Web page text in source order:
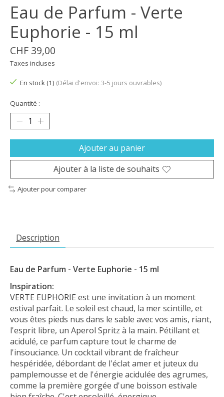
Eau de Parfum - Verte
Euphorie - 15 ml
CHF 39,00
Taxes incluses
En stock (1) (Délai d'envoi: 3-5 jours ouvrables)
Quantité :
Ajouter au panier
Ajouter à la liste de souhaits
Ajouter pour comparer
Description
Eau de Parfum - Verte Euphorie - 15 ml
Inspiration:
VERTE EUPHORIE est une invitation à un moment
estival parfait. Le soleil est chaud, la mer scintille, et
vous êtes pieds nus dans le sable avec vos amis, riant,
l'esprit libre, un Aperol Spritz à la main. Pétillant et
acidulé, ce parfum capture tout le charme de
l'insouciance. Un cocktail vibrant de fraîcheur
hespéridée, débordant de l'éclat amer et juteux du
pamplemousse et de l'énergie acidulée des agrumes,
comme la première gorgée d'une boisson estivale